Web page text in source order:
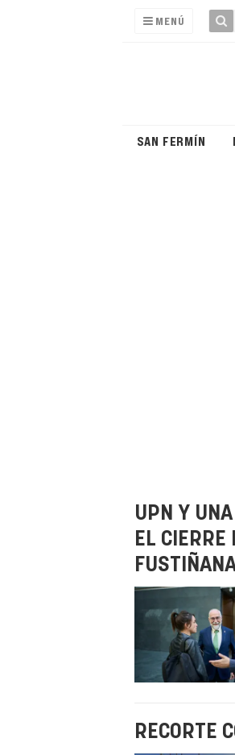
MENÚ
SAN FERMÍN
UPN Y
EL CIERRE
RECORTE